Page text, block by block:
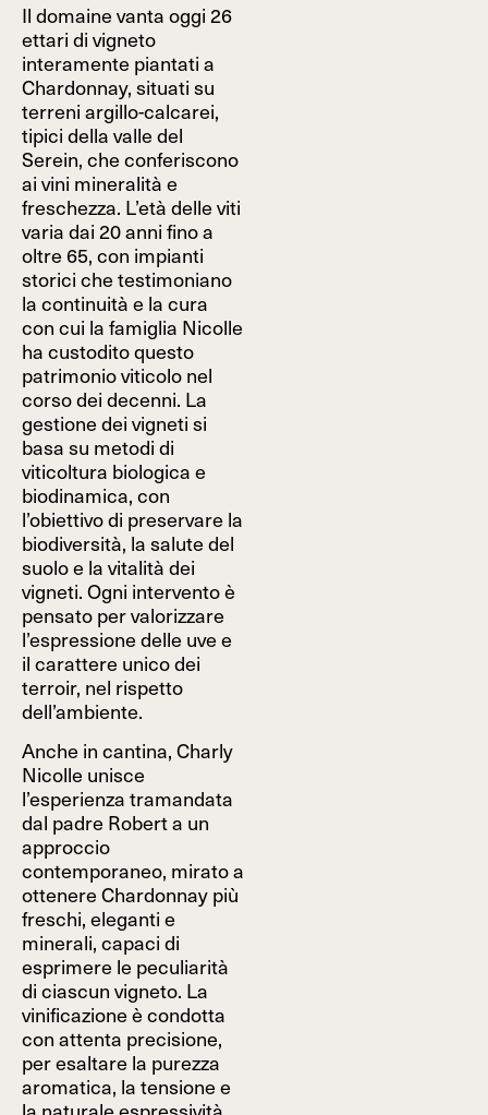
Il domaine vanta oggi 26
ettari di vigneto
interamente piantati a
Chardonnay, situati su
terreni argillo-calcarei,
tipici della valle del
Serein, che conferiscono
ai vini mineralità e
freschezza. L’età delle viti
varia dai 20 anni fino a
oltre 65, con impianti
storici che testimoniano
la continuità e la cura
con cui la famiglia Nicolle
ha custodito questo
patrimonio viticolo nel
corso dei decenni. La
gestione dei vigneti si
basa su metodi di
viticoltura biologica e
biodinamica, con
l’obiettivo di preservare la
biodiversità, la salute del
suolo e la vitalità dei
vigneti. Ogni intervento è
pensato per valorizzare
l’espressione delle uve e
il carattere unico dei
terroir, nel rispetto
dell’ambiente.
Anche in cantina, Charly
Nicolle unisce
l’esperienza tramandata
dal padre Robert a un
approccio
contemporaneo, mirato a
ottenere Chardonnay più
freschi, eleganti e
minerali, capaci di
esprimere le peculiarità
di ciascun vigneto. La
vinificazione è condotta
con attenta precisione,
per esaltare la purezza
aromatica, la tensione e